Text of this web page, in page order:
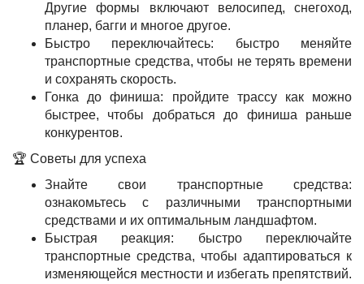
Другие формы включают велосипед, снегоход,
планер, багги и многое другое.
Быстро переключайтесь: быстро меняйте
транспортные средства, чтобы не терять времени
и сохранять скорость.
Гонка до финиша: пройдите трассу как можно
быстрее, чтобы добраться до финиша раньше
конкурентов.
🏆 Советы для успеха
Знайте свои транспортные средства:
ознакомьтесь с различными транспортными
средствами и их оптимальным ландшафтом.
Быстрая реакция: быстро переключайте
транспортные средства, чтобы адаптироваться к
изменяющейся местности и избегать препятствий.